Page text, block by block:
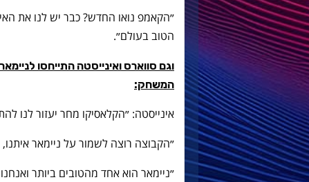
״הקאמפ נואו החדש? כבר יש לנו את
הטוב בעולם״.
וגם סווארס ואינייסטה התייחסו
המשחק:
אינייסטה: ״הקלאסיקו מחר יעזור לנו
״הקבוצה רוצה לשמור על ניימאר
״ניימאר הוא אחד מהטובים ביותר